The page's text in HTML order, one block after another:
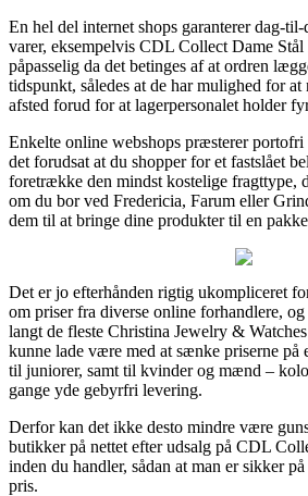
En hel del internet shops garanterer dag-
varer, eksempelvis CDL Collect Dame
påpasselig da det betinges af at ordren
tidspunkt, således at de har mulighed for at
afsted forud for at lagerpersonalet holder
Enkelte online webshops præsterer
det forudsat at du shopper for et fastslået
foretrække den mindst kostelige fragttype,
om du bor ved Fredericia, Farum eller
dem til at bringe dine produkter til en
Det er jo efterhånden rigtig ukompliceret
om priser fra diverse online forhandlere,
langt de fleste Christina Jewelry &
kunne lade være med at sænke priserne på
til juniorer, samt til kvinder og mænd –
gange yde gebyrfri levering.
Derfor kan det ikke desto mindre være
butikker på nettet efter udsalg på CDL
inden du handler, sådan at man er sikker
pris.